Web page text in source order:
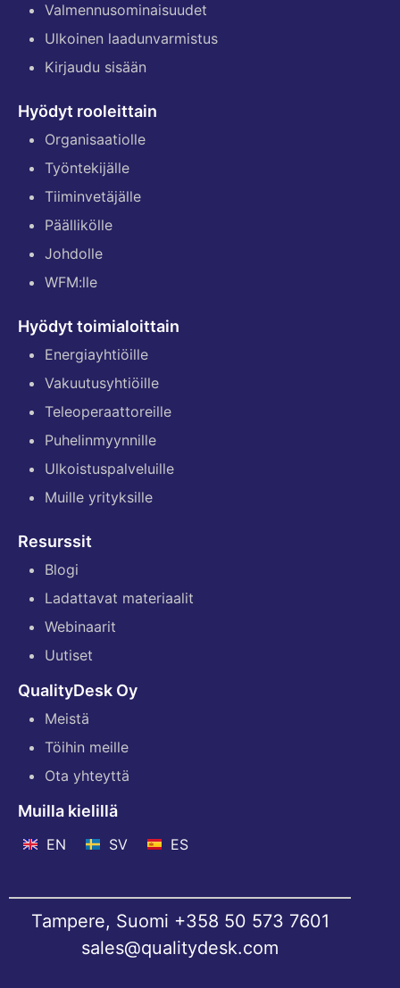
Valmennusominaisuudet
Ulkoinen laadunvarmistus
Kirjaudu sisään
Hyödyt rooleittain
Organisaatiolle
Työntekijälle
Tiiminvetäjälle
Päällikölle
Johdolle
WFM:lle
Hyödyt toimialoittain
Energiayhtiöille
Vakuutusyhtiöille
Teleoperaattoreille
Puhelinmyynnille
Ulkoistuspalveluille
Muille yrityksille
Resurssit
Blogi
Ladattavat materiaalit
Webinaarit
Uutiset
QualityDesk Oy
Meistä
Töihin meille
Ota yhteyttä
Muilla kielillä
EN SV ES
Tampere, Suomi +358 50 573 7601
sales@qualitydesk.com